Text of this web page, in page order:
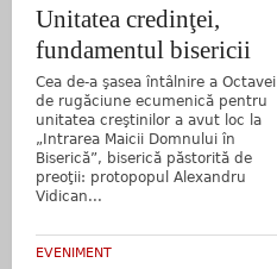
Unitatea credinţei,
fundamentul bisericii
Cea de-a şasea întâlnire a Octavei
de rugăciune ecumenică pentru
unitatea creştinilor a avut loc la
„Intrarea Maicii Domnului în
Biserică”, biserică păstorită de
preoţii: protopopul Alexandru
Vidican...
EVENIMENT